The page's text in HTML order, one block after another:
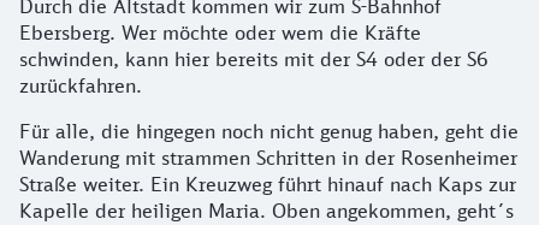
Durch die Altstadt kommen wir zum S-Bahnhof
Ebersberg. Wer möchte oder wem die Kräfte
schwinden, kann hier bereits mit der S4 oder der S6
zurückfahren.
Für alle, die hingegen noch nicht genug haben, geht die
Wanderung mit strammen Schritten in der Rosenheimer
Straße weiter. Ein Kreuzweg führt hinauf nach Kaps zur
Kapelle der heiligen Maria. Oben angekommen, geht´s